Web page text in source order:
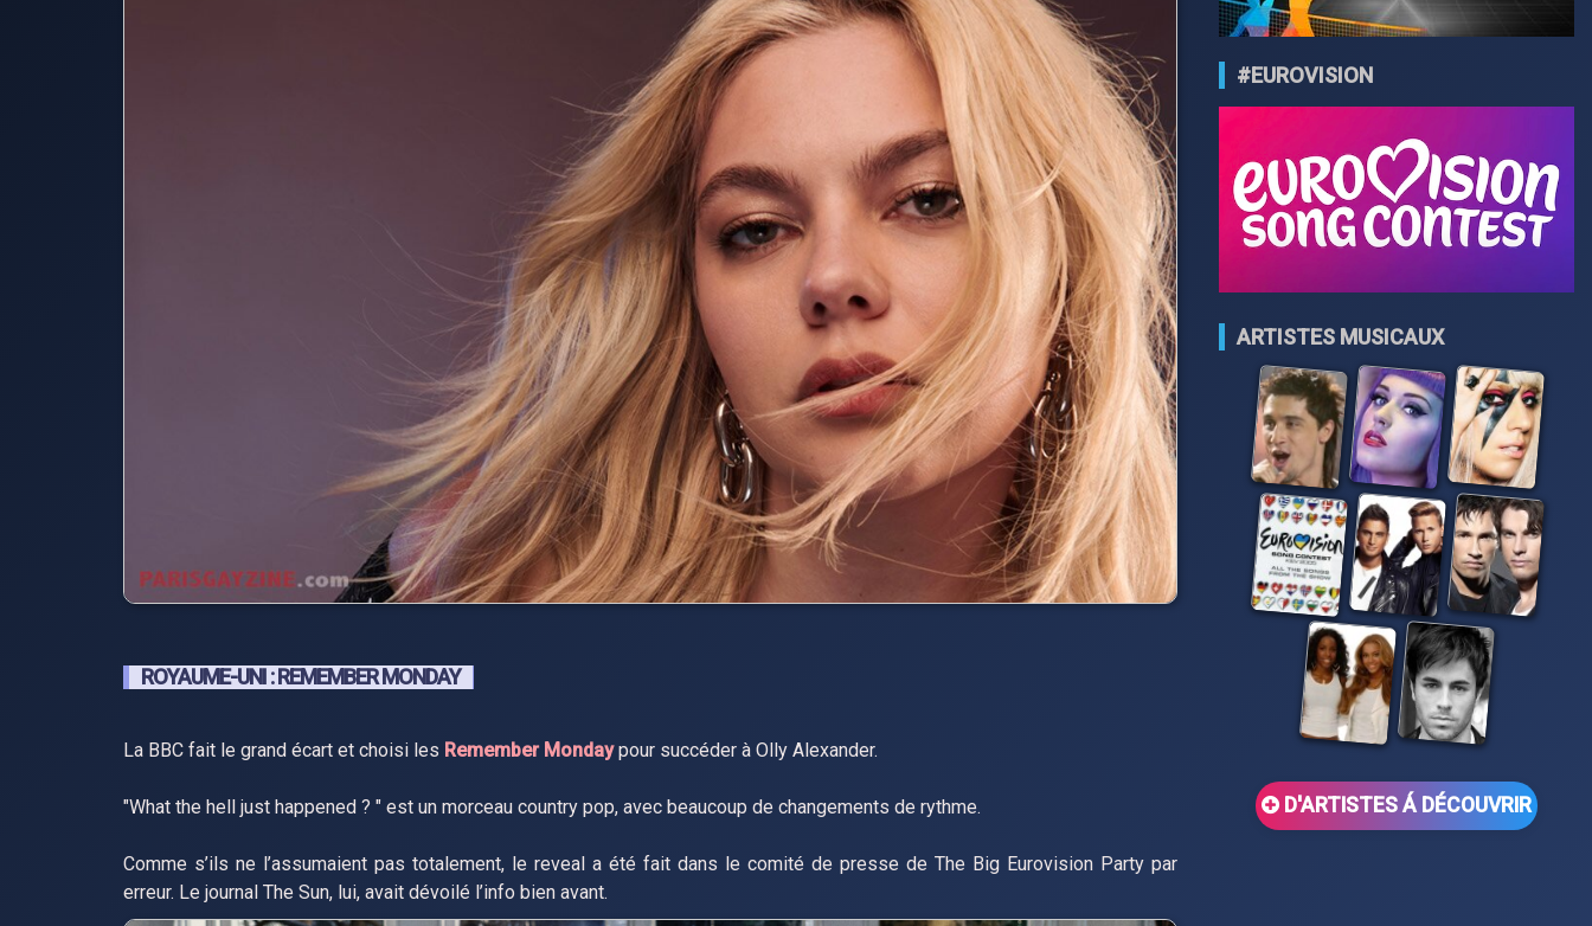
ROYAUME-UNI : REMEMBER MONDAY
La BBC fait le grand écart et choisi les Remember Mondaypour succéder à Olly Alexander.
"What the hell just happened ? " est un morceau country pop, avec beaucoup de changements de rythme.
Comme s’ils ne l’assumaient pas totalement, le reveal a été fait dans le comité de presse de The Big Eurovision Party par
erreur. Le journal The Sun, lui, avait dévoilé l’info bien avant.
#EUROVISION
ARTISTES MUSICAUX
D'ARTISTES Á DÉCOUVRIR